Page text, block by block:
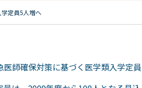
定員5人増へ
師確保対策に基づく医学類入学定